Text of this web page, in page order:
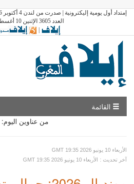
إمتداد أول يومية إليكترونية | صدرت من لندن 4 أكتوبر 2016
العدد 3605 الإثنين 10 أغسطس 2026 آخر تحديث GMT 03:00
|
القائمة
من عناوين اليوم:
GMT الأربعاء 10 يونيو 2026 19:35
GMT الأربعاء 10 يونيو 2026 19:35
: آخر تحديث